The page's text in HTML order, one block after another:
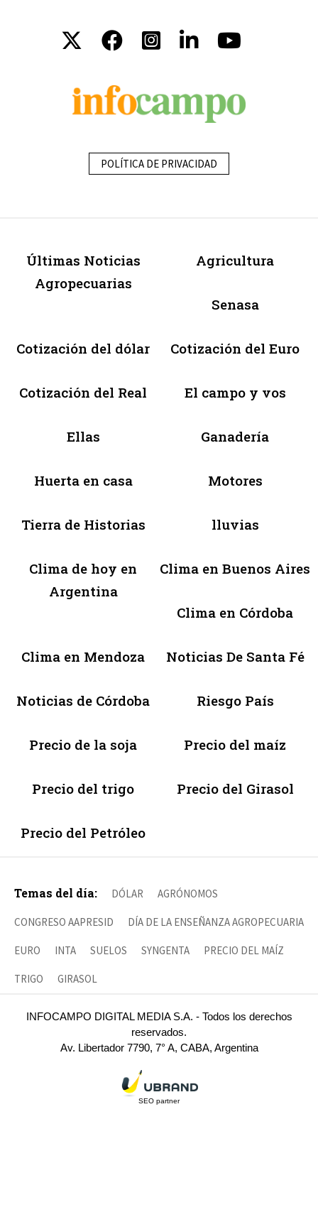
POLÍTICA DE PRIVACIDAD
Últimas Noticias
Agropecuarias
Agricultura
Senasa
Cotización del dólar Cotización del Euro
Cotización del Real El campo y vos
Ellas Ganadería
Huerta en casa Motores
Tierra de Historias lluvias
Clima de hoy en
Argentina
Clima en Buenos Aires
Clima en Córdoba
Clima en Mendoza Noticias De Santa Fé
Noticias de Córdoba Riesgo País
Precio de la soja Precio del maíz
Precio del trigo Precio del Girasol
Precio del Petróleo
Temas del día: DÓLAR AGRÓNOMOS
CONGRESO AAPRESID DÍA DE LA ENSEÑANZA AGROPECUARIA
EURO INTA SUELOS SYNGENTA PRECIO DEL MAÍZ
TRIGO GIRASOL
INFOCAMPO DIGITAL MEDIA S.A. - Todos los derechos
reservados.
Av. Libertador 7790, 7° A, CABA, Argentina
SEO partner